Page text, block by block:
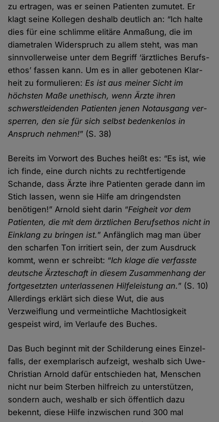
zu ertragen, was er seinen Patienten zumutet. Er
klagt seine Kollegen deshalb deutlich an: “Ich halte
dies für eine schlimme elitäre Anmaßung, die im
diametralen Wider­spruch zu allem steht, was man
sinn­voller­weise unter dem Begriff ‘ärzt­liches Berufs­
ethos’ fassen kann. Um es in aller gebotenen Klar­
heit zu formulieren:Es ist aus meiner Sicht im
höchsten Maße unethisch, wenn Ärzte ihren
schwerst­leidenden Patienten jenen Not­ausgang ver­
sperren, den sie für sich selbst bedenken­los in
Anspruch nehmen!” (S. 38)
Bereits im Vorwort des Buches heißt es: “Es ist, wie
ich finde, eine durch nichts zu recht­fertigende
Schande, dass Ärzte ihre Patienten gerade dann im
Stich lassen, wenn sie Hilfe am dringendsten
benötigen!” Arnold sieht darin “Feigheit vor dem
Patienten, die mit dem ärztlichen Berufs­ethos nicht in
Ein­klang zu bringen ist.” Anfänglich mag man über
den scharfen Ton irritiert sein, der zum Aus­druck
kommt, wenn er schreibt: “Ich klage die verfasste
deutsche Ärzte­schaft in diesem Zusammen­hang der
fort­gesetzten unter­lassenen Hilfe­leistung an.” (S. 10)
Aller­dings erklärt sich diese Wut, die aus
Verzweiflung und vermeint­liche Macht­losigkeit
gespeist wird, im Verlaufe des Buches.
Das Buch beginnt mit der Schilderung eines Einzel­
falls, der exemplarisch aufzeigt, weshalb sich Uwe-
Christian Arnold dafür entschieden hat, Menschen
nicht nur beim Sterben hilf­reich zu unter­stützen,
sondern auch, weshalb er sich öffentlich dazu
bekennt, diese Hilfe inzwischen rund 300 mal